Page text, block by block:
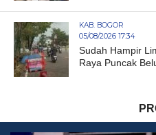
KAB. BOGOR
05/08/2026 17:34
Sudah Hampir
Raya Puncak